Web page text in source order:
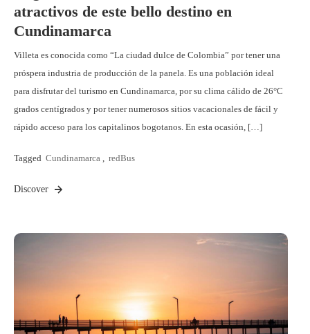
atractivos de este bello destino en
Cundinamarca
Villeta es conocida como “La ciudad dulce de Colombia” por tener una
próspera industria de producción de la panela. Es una población ideal
para disfrutar del turismo en Cundinamarca, por su clima cálido de 26°C
grados centígrados y por tener numerosos sitios vacacionales de fácil y
rápido acceso para los capitalinos bogotanos. En esta ocasión, […]
Tagged Cundinamarca , redBus
Discover